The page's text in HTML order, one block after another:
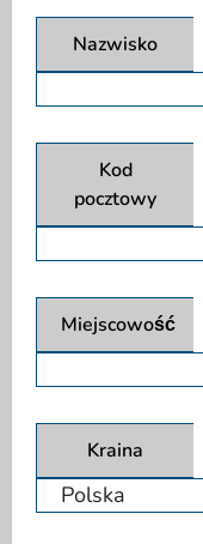
Nazwisko
Kod
pocztowy
Miejscowość
Kraina